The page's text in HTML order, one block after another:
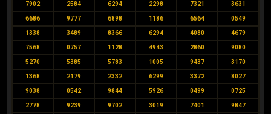
7902 2584 6294 2298 7321 3631
6686 9777 6898 1186 6564 0549
1338 3489 8366 6294 4080 4679
7568 0757 1128 4943 2860 9080
5270 5385 5783 1005 9437 3170
1368 2179 2332 6299 3372 8027
9038 0542 9844 5926 0499 0725
2778 9239 9702 3019 7401 9847